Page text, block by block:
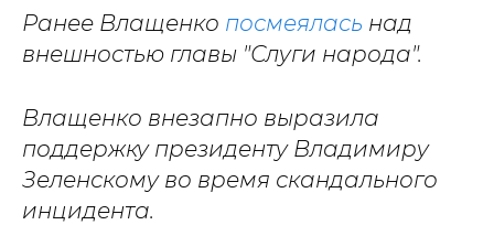
Ранее Влащенко посмеялась над
внешностью главы "Слуги народа".
Влащенко внезапно выразила
поддержку президенту Владимиру
Зеленскому во время скандального
инцидента.